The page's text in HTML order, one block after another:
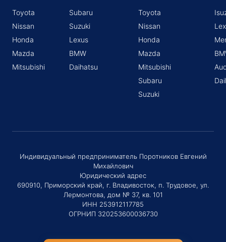
Toyota
Nissan
Honda
Mazda
Mitsubishi
Subaru
Suzuki
Lexus
BMW
Daihatsu
Toyota
Nissan
Honda
Mazda
Mitsubishi
Subaru
Suzuki
Индивидуальный предприниматель Поротников Евгений
Михайлович
Юридический адрес
690910, Приморский край, г. Владивосток, п. Трудовое, ул.
Лермонтова, дом № 37, кв. 101
ИНН 253912117785
ОГРНИП 320253600036730